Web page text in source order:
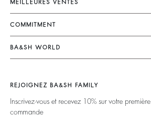
Mon Compte
Guide Des Tailles
Accessibilité
MEILLEURES VENTES
Robes
Combinaisons
Tops & Chemises
Chandails & Cardigans
Dos Nus
Denim
COMMITMENT
Nos Engagements
Opérations
Partenaires
Circularité
BA&SH WORLD
Nos Magasins
Talents
Nouvelle Collection
REJOIGNEZ BA&SH FAMILY
Inscrivez-vous et recevez 10% sur votre première
commande